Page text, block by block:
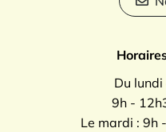
Du
9h -
Le mardi : 9h